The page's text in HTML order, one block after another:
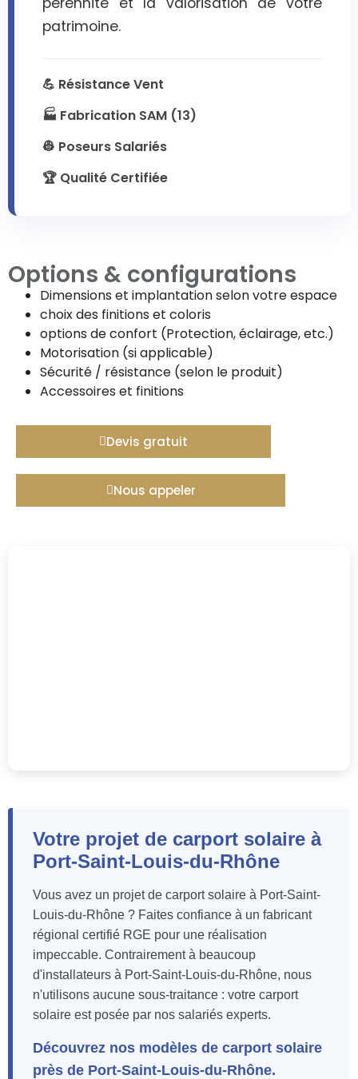
patrimoine.
💪 Résistance Vent
🏭 Fabrication SAM (13)
👷 Poseurs Salariés
🏆 Qualité Certifiée
Options & configurations
Dimensions et implantation selon votre espace
choix des finitions et coloris
options de confort (Protection, éclairage, etc.)
Motorisation (si applicable)
Sécurité / résistance (selon le produit)
Accessoires et finitions
Devis gratuit
Nous appeler
Votre projet de carport solaire à
Port-Saint-Louis-du-Rhône
Vous avez un projet de carport solaire à Port-Saint-
Louis-du-Rhône ? Faites confiance à un fabricant
régional certifié RGE pour une réalisation
impeccable. Contrairement à beaucoup
d'installateurs à Port-Saint-Louis-du-Rhône, nous
n'utilisons aucune sous-traitance : votre carport
solaire est posée par nos salariés experts.
Découvrez nos modèles de carport solaire
près de Port-Saint-Louis-du-Rhône.